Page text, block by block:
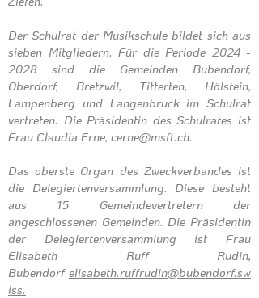
Der Schulrat der Musikschule bildet sich aus
sieben Mitgliedern. Für die Periode 2024 -
2028 sind die Gemeinden Bubendorf,
Oberdorf, Bretzwil, Titterten, Hölstein,
Lampenberg und Langenbruck im Schulrat
vertreten. Die Präsidentin des Schulrates ist
Frau Claudia Erne, cerne@msft.ch.
Das oberste Organ des Zweckverbandes ist
die Delegiertenversammlung. Diese besteht
aus 15 Gemeindevertretern der
angeschlossenen Gemeinden. Die Präsidentin
der Delegiertenversammlung ist Frau
Elisabeth Ruff Rudin,
Bubendorf elisabeth.ruffrudin@bubendorf.sw
iss.